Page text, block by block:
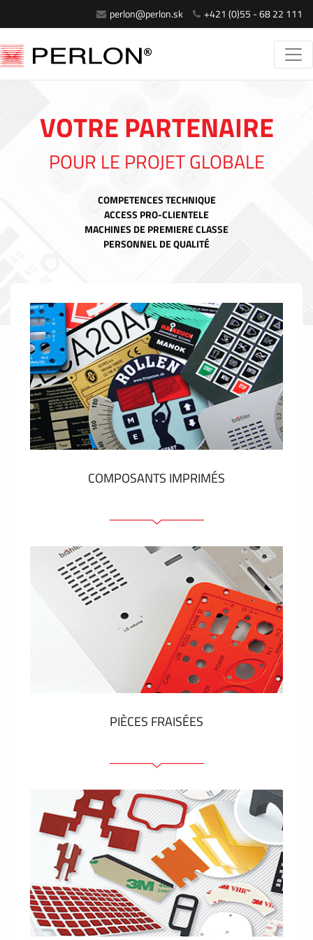
perlon@perlon.sk +421 (0)55 - 68 22 111
VOTRE PARTENAIRE
POUR LE PROJET GLOBALE
COMPETENCES TECHNIQUE
ACCESS PRO-CLIENTELE
MACHINES DE PREMIERE CLASSE
PERSONNEL DE QUALITÉ
COMPOSANTS IMPRIMÉS
Faces avant plastique
Clavier a membrane
Plaques industrielles métalliques
Autocollants et étiquettes
Étiquettes en plastique et tags
VOIR PLUS
PIÈCES FRAISÉES
Face avant ou arrière en aluminium ou matière
plastique
Panneaux anodisés
Panneaux colorés
Panneaux avec éléments de presse
Étiquettes gravees